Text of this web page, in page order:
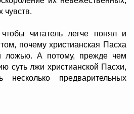
чувств.
читатель легче понял и
почему христианская Пасха
ложью. А потому, прежде чем
суть лжи христианской Пасхи,
несколько предварительных